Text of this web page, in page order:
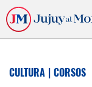
CULTURA | CORSOS